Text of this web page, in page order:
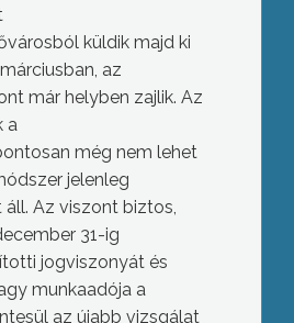
küldik majd ki
az
már helyben zajlik. Az
a
még nem lehet
jelenleg
Az viszont biztos,
31-ig
jogviszonyát és
munkaadója a
az újabb vizsgálat